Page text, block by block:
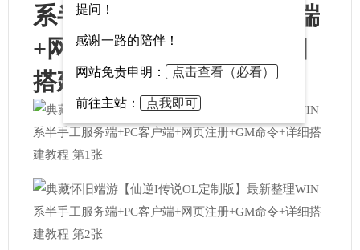
系半手工服务端+PC客户端
+网页注册+GM命令+详细
搭建教程
提问！
感谢一路的陪伴！
网站免责申明： 点击查看（必看）
前往主站： 点我即可
官方交流群：864515583